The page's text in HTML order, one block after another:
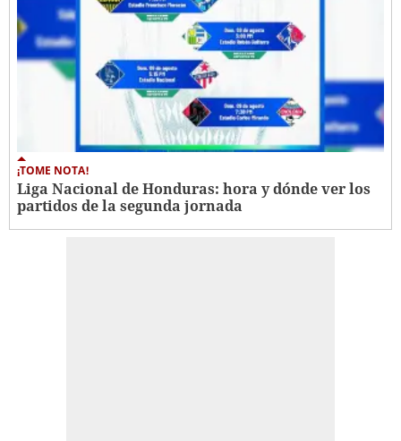
¡TOME NOTA!
Liga Nacional de Honduras: hora y dónde ver los
partidos de la segunda jornada